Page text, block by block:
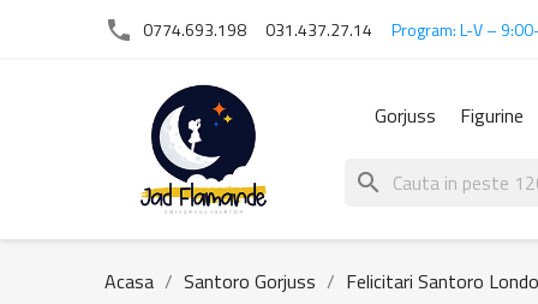
phone 0774.693.198 031.437.27.14 Program: L-V –
Gorjuss Figurine
search
Acasa Santoro Gorjuss Felicitari Santoro